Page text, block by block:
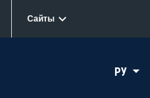
Сайты
РУ